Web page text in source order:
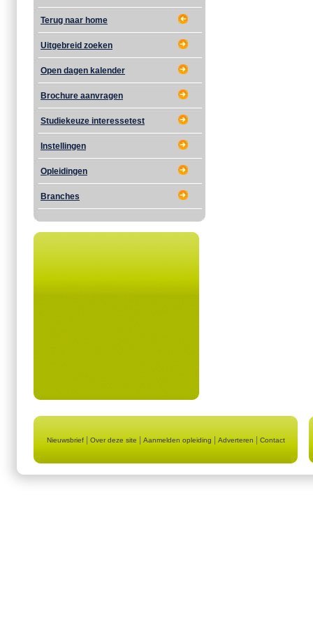
Terug naar home
Uitgebreid zoeken
Open dagen kalender
Brochure aanvragen
Studiekeuze interessetest
Instellingen
Opleidingen
Branches
Nieuwsbrief| Over deze site Aanmelden opleiding Adverteren Contact